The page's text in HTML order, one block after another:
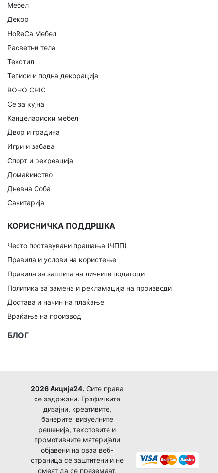
Мебел
Декор
HoReCa Мебел
Расветни тела
Текстил
Теписи и подна декорација
BOHO CHIC
Се за кујна
Канцелариски мебел
Двор и градина
Игри и забава
Спорт и рекреација
Домаќинство
Дневна Соба
Санитарија
КОРИСНИЧКА ПОДДРШКА
Често поставувани прашања (ЧПП)
Правила и услови на користење
Правила за заштита на личните податоци
Политика за замена и рекламација на производи
Достава и начин на плаќање
Враќање на производ
БЛОГ
2026 Акција24. Сите права
се задржани. Графичките
дизајни, креативите,
банерите, визуелните
решенија, текстовите и
промотивните материјали
објавени на оваа веб-
страница се заштитени и не
смеат да се преземаат,